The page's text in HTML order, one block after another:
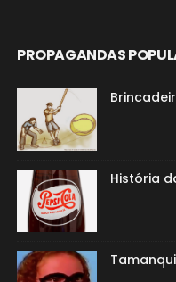
PROPAGANDAS
História